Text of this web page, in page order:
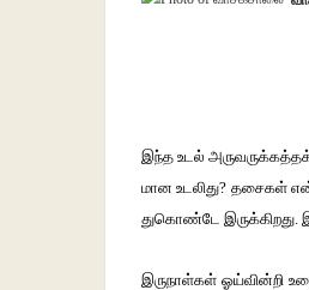
இந்த உடல்‌
மான உடலிது? தசைகள்
துகொண்டே இருக்கிறது.
இருநாள்கள் ஓய்வின்றி